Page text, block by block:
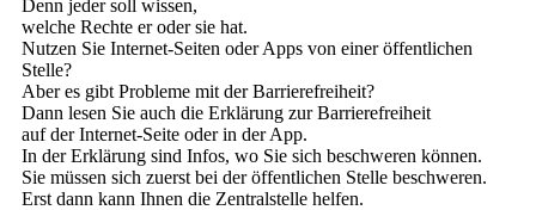
Denn jeder soll wissen,
welche Rechte er oder sie hat.
Nutzen Sie Internet-Seiten oder Apps von einer öffentlichen
Stelle?
Aber es gibt Probleme mit der Barrierefreiheit?
Dann lesen Sie auch die Erklärung zur Barrierefreiheit
auf der Internet-Seite oder in der App.
In der Erklärung sind Infos, wo Sie sich beschweren können.
Sie müssen sich zuerst bei der öffentlichen Stelle beschweren.
Erst dann kann Ihnen die Zentralstelle helfen.